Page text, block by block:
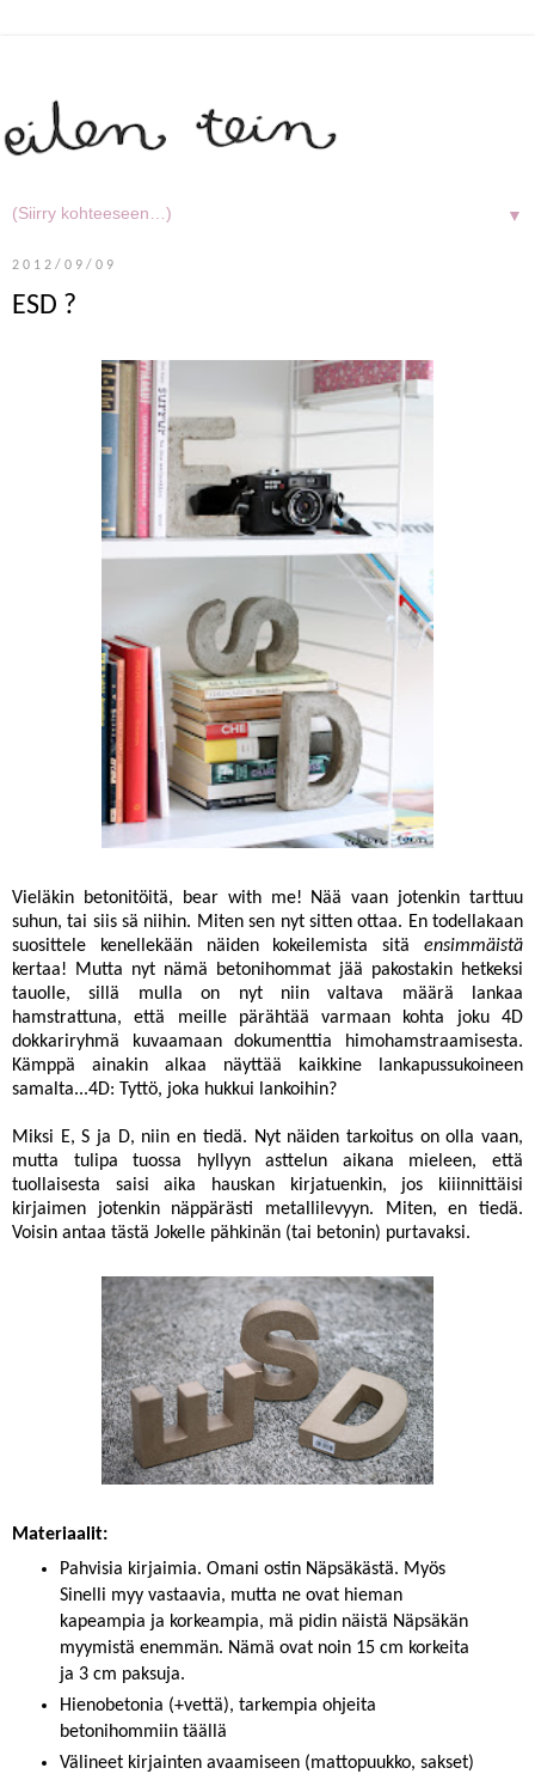
▼
2012/09/09
ESD ?
Vieläkin betonitöitä, bear with me! Nää vaan jotenkin tarttuu
suhun, tai siis sä niihin. Miten sen nyt sitten ottaa. En todellakaan
suosittele kenellekään näiden kokeilemista sitä ensimmäistä
kertaa! Mutta nyt nämä betonihommat jää pakostakin hetkeksi
tauolle, sillä mulla on nyt niin valtava määrä lankaa
hamstrattuna, että meille pärähtää varmaan kohta joku 4D
dokkariryhmä kuvaamaan dokumenttia himohamstraamisesta.
Kämppä ainakin alkaa näyttää kaikkine lankapussukoineen
samalta...4D: Tyttö, joka hukkui lankoihin?
Miksi E, S ja D, niin en tiedä. Nyt näiden tarkoitus on olla vaan,
mutta tulipa tuossa hyllyyn asttelun aikana mieleen, että
tuollaisesta saisi aika hauskan kirjatuenkin, jos kiiinnittäisi
kirjaimen jotenkin näppärästi metallilevyyn. Miten, en tiedä.
Voisin antaa tästä Jokelle pähkinän (tai betonin) purtavaksi.
Materiaalit:
Pahvisia kirjaimia. Omani ostin Näpsäkästä. Myös
Sinelli myy vastaavia, mutta ne ovat hieman
kapeampia ja korkeampia, mä pidin näistä Näpsäkän
myymistä enemmän. Nämä ovat noin 15 cm korkeita
ja 3 cm paksuja.
Hienobetonia (+vettä), tarkempia ohjeita
betonihommiin täällä
Välineet kirjainten avaamiseen (mattopuukko, sakset)